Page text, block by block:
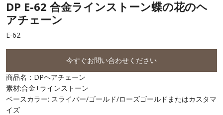
DP E-62 合金ラインストーン蝶の花のヘ
アチェーン
E-62
今すぐお問い合わせください
商品名：DPヘアチェーン
素材:合金+ラインストーン
ベースカラー: スライバー/ゴールド/ローズゴールドまたはカスタマ
イズ